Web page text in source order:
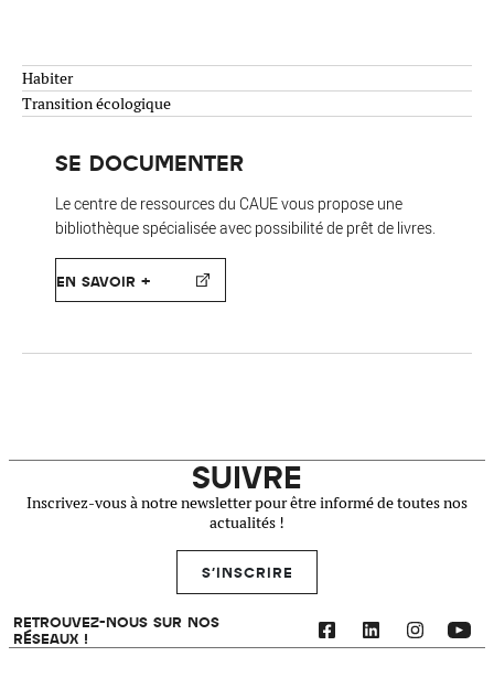
Habiter
Transition écologique
SE DOCUMENTER
Le centre de ressources du CAUE vous propose une
bibliothèque spécialisée avec possibilité de prêt de livres.
EN SAVOIR +
SUIVRE
Inscrivez-vous à notre newsletter pour être informé de toutes nos
actualités !
S'INSCRIRE
RETROUVEZ-NOUS SUR NOS
RÉSEAUX !